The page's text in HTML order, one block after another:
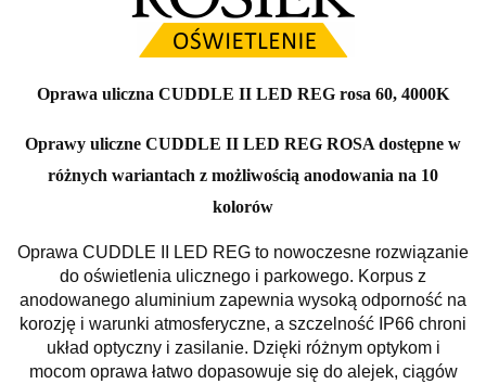
Oprawa uliczna CUDDLE II LED REG rosa 60, 4000K
Oprawy uliczne CUDDLE II LED REG ROSA dostępne w
różnych wariantach z możliwością anodowania na 10
kolorów
Oprawa CUDDLE II LED REG to nowoczesne rozwiązanie
do oświetlenia ulicznego i parkowego. Korpus z
anodowanego aluminium zapewnia wysoką odporność na
korozję i warunki atmosferyczne, a szczelność IP66 chroni
układ optyczny i zasilanie. Dzięki różnym optykom i
mocom oprawa łatwo dopasowuje się do alejek, ciągów